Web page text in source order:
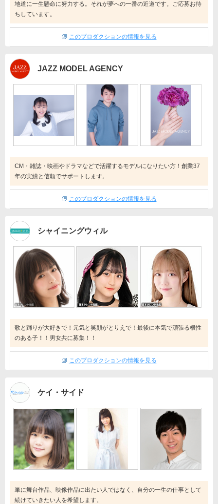
地道に一生懸命に努力する。それが夢への一番の近道です。ご応募お待
ちしています。
このプロダクションの情報を見る
JAZZ MODEL AGENCY
CM・雑誌・映画やドラマなどで活躍するモデルになりたい方！創業37
年の実績と信頼でサポートします。
このプロダクションの情報を見る
シャイニングウィル
歌と踊りが大好きで！元気と笑顔がとりえで！最後に本気で頑張る根性
のある子！！男女共に募集！！
このプロダクションの情報を見る
ケイ・サイド
単に舞台作品、映像作品に出たい人ではなく、自分の一生の仕事として
続けていきたい人を希望します。